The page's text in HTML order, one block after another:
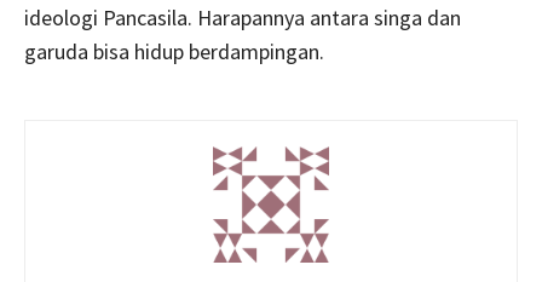
ideologi Pancasila. Harapannya antara singa dan
garuda bisa hidup berdampingan.